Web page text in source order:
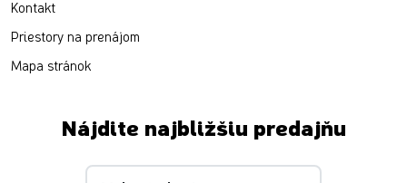
Kontakt
Priestory na prenájom
Mapa stránok
Nájdite najbližšiu predajňu